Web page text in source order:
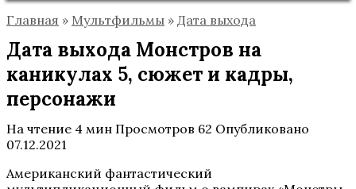
Главная » Мультфильмы » Дата выхода
Дата выхода Монстров на
каникулах 5, сюжет и кадры,
персонажи
На чтение 4 мин Просмотров 62 Опубликовано
07.12.2021
Американский фантастический